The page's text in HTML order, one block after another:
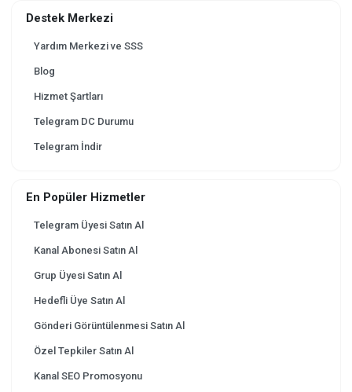
Destek Merkezi
Yardım Merkezi ve SSS
Blog
Hizmet Şartları
Telegram DC Durumu
Telegram İndir
En Popüler Hizmetler
Telegram Üyesi Satın Al
Kanal Abonesi Satın Al
Grup Üyesi Satın Al
Hedefli Üye Satın Al
Gönderi Görüntülenmesi Satın Al
Özel Tepkiler Satın Al
Kanal SEO Promosyonu